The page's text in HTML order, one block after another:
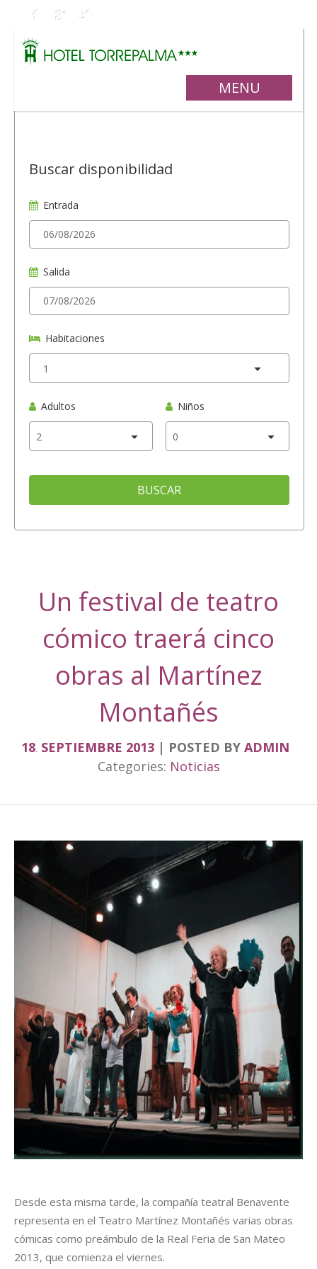
MENU
Buscar disponibilidad
Entrada
Salida
Habitaciones
Adultos Niños
BUSCAR
Un festival de teatro
cómico traerá cinco
obras al Martínez
Montañés
18. SEPTIEMBRE 2013 POSTED BY ADMIN
Categories: Noticias
Desde esta misma tarde, la compañía teatral Benavente
representa en el Teatro Martínez Montañés varias obras
cómicas como preámbulo de la Real Feria de San Mateo
2013, que comienza el viernes.